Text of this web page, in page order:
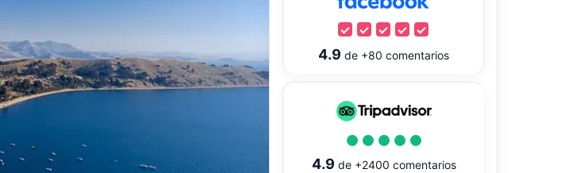
4.9 de +80 comentarios
4.9 de +2400 comentarios